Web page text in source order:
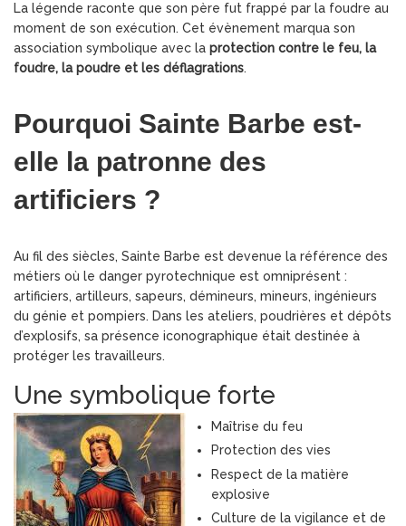
La légende raconte que son père fut frappé par la foudre au
moment de son exécution. Cet évènement marqua son
association symbolique avec la protection contre le feu, la
foudre, la poudre et les déflagrations.
Pourquoi Sainte Barbe est-
elle la patronne des
artificiers ?
Au fil des siècles, Sainte Barbe est devenue la référence des
métiers où le danger pyrotechnique est omniprésent :
artificiers, artilleurs, sapeurs, démineurs, mineurs, ingénieurs
du génie et pompiers. Dans les ateliers, poudrières et dépôts
d’explosifs, sa présence iconographique était destinée à
protéger les travailleurs.
Une symbolique forte
Maîtrise du feu
Protection des vies
Respect de la matière
explosive
Culture de la vigilance et de